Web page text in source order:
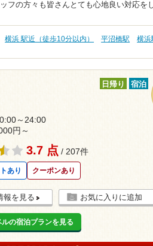
フの方々も皆さんとても心地良い対応を
横浜 駅近（徒歩10分以内） 平沼橋駅 横浜
日帰り 宿泊
～24:00
円～
3.7 点 / 207件
あり クーポンあり
報を見る お気に入りに追加
の宿泊プランを見る